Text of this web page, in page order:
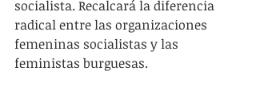
socialista. Recalcará la diferencia
radical entre las organizaciones
femeninas socialistas y las
feministas burguesas.